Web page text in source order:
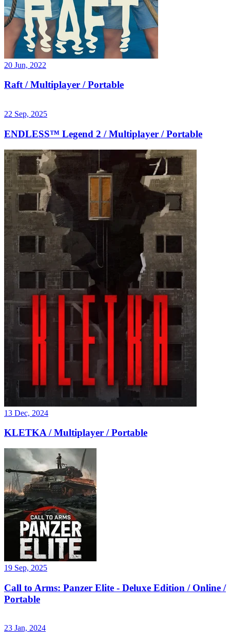
20 Jun, 2022
Raft / Multiplayer / Portable
22 Sep, 2025
ENDLESS™ Legend 2 / Multiplayer / Portable
13 Dec, 2024
KLETKA / Multiplayer / Portable
19 Sep, 2025
Call to Arms: Panzer Elite - Deluxe Edition / Online /
Portable
23 Jan, 2024